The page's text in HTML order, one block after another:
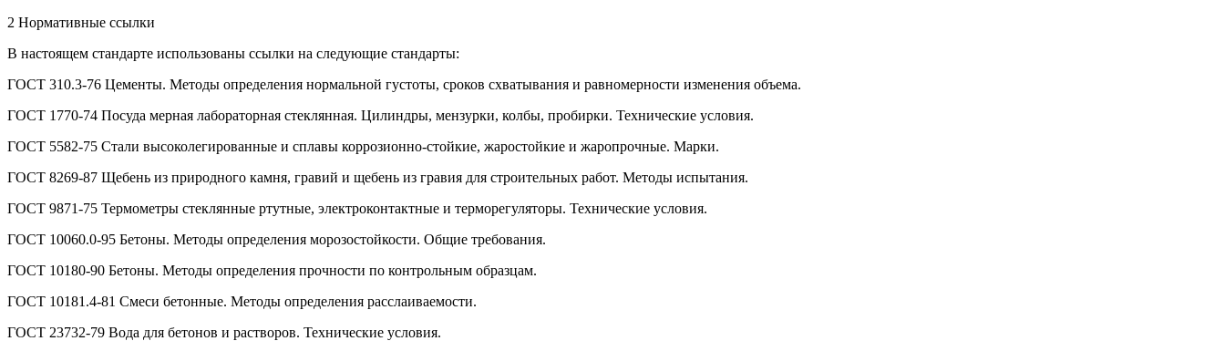
2 Нормативные ссылки
В настоящем стандарте использованы ссылки на следующие стандарты:
ГОСТ 310.3-76 Цементы. Методы определения нормальной густоты, сроков схватывания и равномерности изменения объема.
ГОСТ 1770-74 Посуда мерная лабораторная стеклянная. Цилиндры, мензурки, колбы, пробирки. Технические условия.
ГОСТ 5582-75 Стали высоколегированные и сплавы коррозионно-стойкие, жаростойкие и жаропрочные. Марки.
ГОСТ 8269-87 Щебень из природного камня, гравий и щебень из гравия для строительных работ. Методы испытания.
ГОСТ 9871-75 Термометры стеклянные ртутные, электроконтактные и терморегуляторы. Технические условия.
ГОСТ 10060.0-95 Бетоны. Методы определения морозостойкости. Общие требования.
ГОСТ 10180-90 Бетоны. Методы определения прочности по контрольным образцам.
ГОСТ 10181.4-81 Смеси бетонные. Методы определения расслаиваемости.
ГОСТ 23732-79 Вода для бетонов и растворов. Технические условия.